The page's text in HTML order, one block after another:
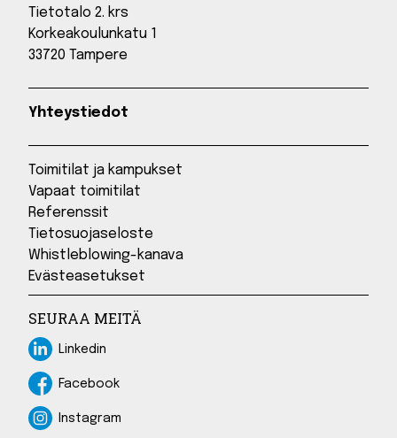
Tietotalo 2. krs
Korkeakoulunkatu 1
33720 Tampere
Yhteystiedot
Toimitilat ja kampukset
Vapaat toimitilat
Referenssit
Tietosuojaseloste
Whistleblowing-kanava
Evästeasetukset
SEURAA MEITÄ
LinkedinLinkedin
Facebook
Facebook
Instagram
Instagram